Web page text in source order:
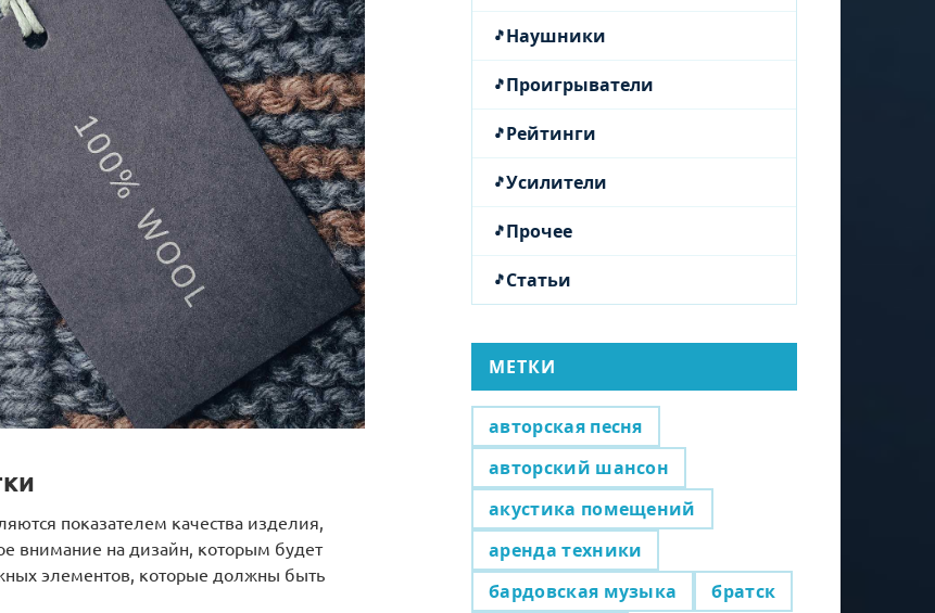
показателем качества изделия,
внимание на дизайн, которым будет
элементов, которые должны быть
Наушники
Проигрыватели
Рейтинги
Усилители
Прочее
Статьи
МЕТКИ
авторская песня
авторский шансон
акустика помещений
аренда техники
бардовская музыка
братск